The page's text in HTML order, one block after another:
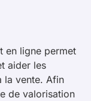
en ligne permet
aider les
la vente. Afin
de valorisation